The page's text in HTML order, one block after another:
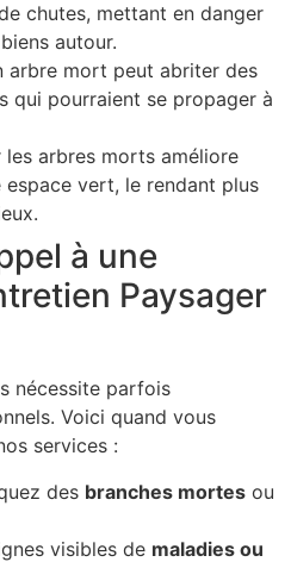
chutes, mettant en danger
autour.
arbre mort peut abriter des
qui pourraient se propager à
les arbres morts améliore
espace vert, le rendant plus
à une
Paysager
nécessite parfois
Voici quand vous
services :
des branches mortes ou
visibles de maladies ou